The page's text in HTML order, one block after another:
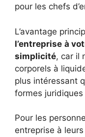
pour les chefs
L’avantage
l’entreprise à
simplicité, car il
corporels à
plus intéressant
formes juridiques
Pour les
entreprise à